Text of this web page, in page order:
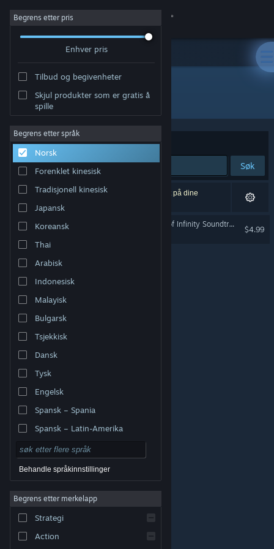
Logg inn
Om
Kundestøtte
Bytt språk
Skaff deg Steam-appen på mobil
Vis skrivebordsversjon
© Valve Corporation. Alle rettigheter reservert. Alle
Retningslinjer for personvern
Tilgjengelighet
|Steams abonnementsavtale
Refusjoner
Begrens etter pris
Enhver pris
Tilbud og begivenheter
Skjul produkter som er gratis å
spille
Begrens etter språk
Norsk
Forenklet kinesisk
Tradisjonell kinesisk
Japansk
Koreansk
Thai
Arabisk
Indonesisk
Malayisk
Bulgarsk
Tsjekkisk
Dansk
Tysk
Engelsk
Spansk – Spania
Spansk – Latin-Amerika
Behandle språkinnstillinger
Begrens etter merkelapp
Strategi
Action
Utvikler: Purple猫 Studio
Sorter etter Relevans
Søk
1 treff på søket. 1 produkt er blitt utelukket basert på dine
innstillinger.
东方梦无境 ～ Dreamland of Infinity Soundtrack
$4.99